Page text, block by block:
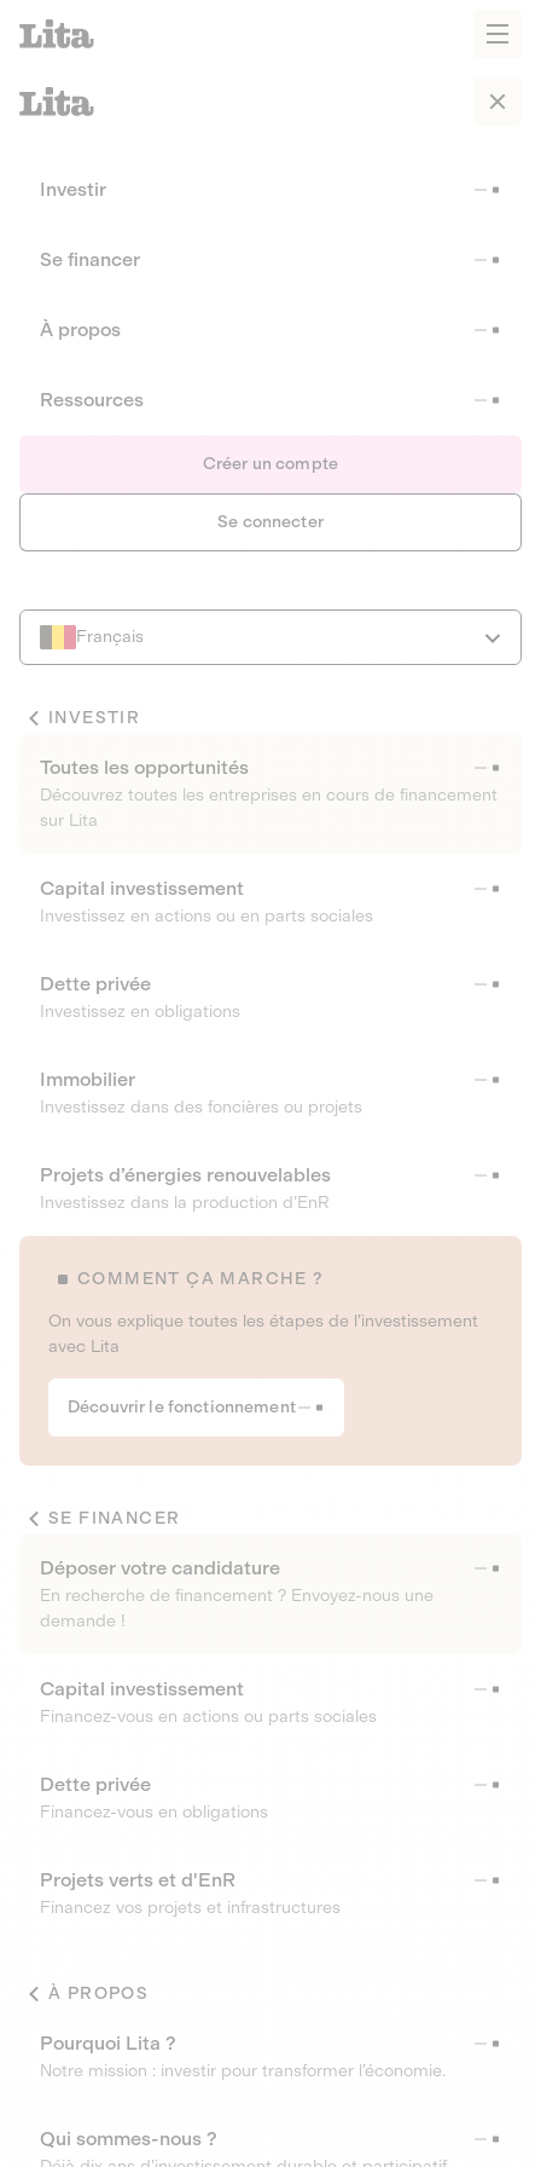
Investir
Se financer
À propos
Ressources
Créer un compte
Se connecter
Français
INVESTIR
Toutes les opportunités
Découvrez toutes les entreprises en cours de financement
sur Lita
Capital investissement
Investissez en actions ou en parts sociales
Dette privée
Investissez en obligations
Immobilier
Investissez dans des foncières ou projets
Projets d’énergies renouvelables
Investissez dans la production d’EnR
COMMENT ÇA MARCHE ?
On vous explique toutes les étapes de l’investissement
avec Lita
Découvrir le fonctionnement
SE FINANCER
Déposer votre candidature
En recherche de financement ? Envoyez-nous une
demande !
Capital investissement
Financez-vous en actions ou parts sociales
Dette privée
Financez-vous en obligations
Projets verts et d'EnR
Financez vos projets et infrastructures
À PROPOS
Pourquoi Lita ?
Notre mission : investir pour transformer l’économie.
Qui sommes-nous ?